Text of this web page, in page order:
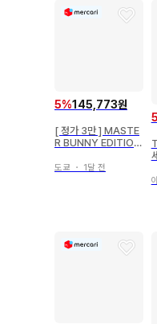
5%145,773원
[ 정가 3만 ] MASTE
R BUNNY EDITION
도쿄 ・ 1달 전
5